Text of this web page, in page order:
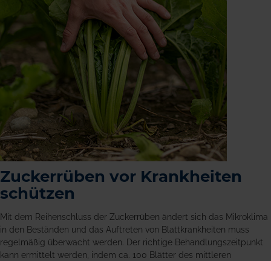
Zuckerrüben vor Krankheiten
schützen
Mit dem Reihenschluss der Zuckerrüben ändert sich das Mikroklima
in den Beständen und das Auftreten von Blattkrankheiten muss
regelmäßig überwacht werden. Der richtige Behandlungszeitpunkt
kann ermittelt werden, indem ca. 100 Blätter des mittleren